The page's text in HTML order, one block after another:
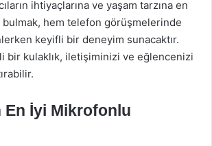
ihtiyaçlarına ve yaşam tarzına en
bulmak, hem telefon görüşmelerinde
keyifli bir deneyim sunacaktır.
bir kulaklık, iletişiminizi ve eğlencenizi
En İyi Mikrofonlu